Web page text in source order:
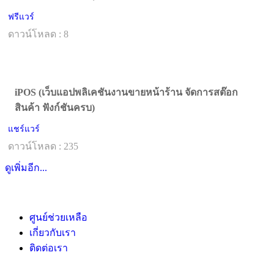
ฟรีแวร์
ดาวน์โหลด : 8
iPOS (เว็บแอปพลิเคชันงานขายหน้าร้าน จัดการสต๊อก
สินค้า ฟังก์ชันครบ)
แชร์แวร์
ดาวน์โหลด : 235
ดูเพิ่มอีก...
ศูนย์ช่วยเหลือ
เกี่ยวกับเรา
ติดต่อเรา